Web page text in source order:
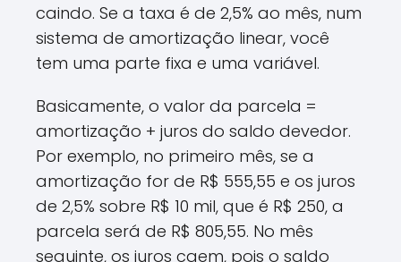
caindo. Se a taxa é de 2,5% ao mês, num
sistema de amortização linear, você
tem uma parte fixa e uma variável.
Basicamente, o valor da parcela =
amortização + juros do saldo devedor.
Por exemplo, no primeiro mês, se a
amortização for de R$ 555,55 e os juros
de 2,5% sobre R$ 10 mil, que é R$ 250, a
parcela será de R$ 805,55. No mês
seguinte, os juros caem, pois o saldo